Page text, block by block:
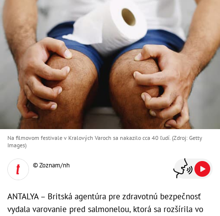
Na filmovom festivale v Kralových Varoch sa nakazilo cca 40 ľudí. (Zdroj: Getty
Images)
© Zoznam/nh
ANTALYA – Britská agentúra pre zdravotnú bezpečnosť
vydala varovanie pred salmonelou, ktorá sa rozšírila vo